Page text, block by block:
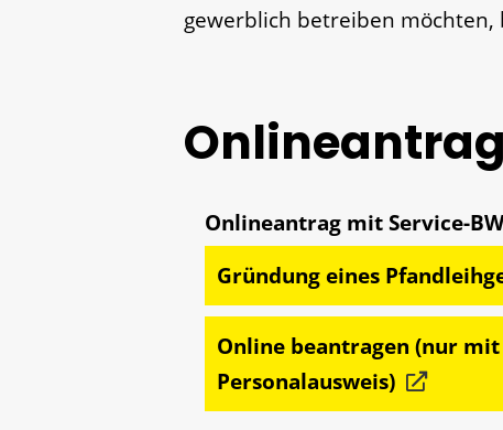
gewerblich betreiben möchten,
Gründung eines
Online beantragen (nur
Personalausweis)